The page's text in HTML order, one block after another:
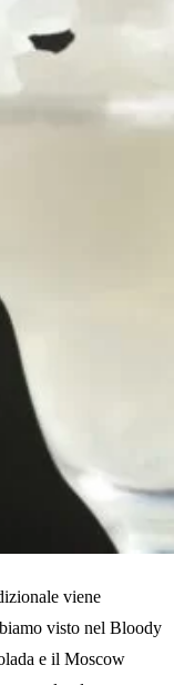
viene
visto nel Bloody
e il Moscow